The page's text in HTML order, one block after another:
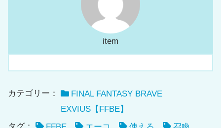
item
カテゴリー：
FINAL FANTASY BRAVE
EXVIUS【FFBE】